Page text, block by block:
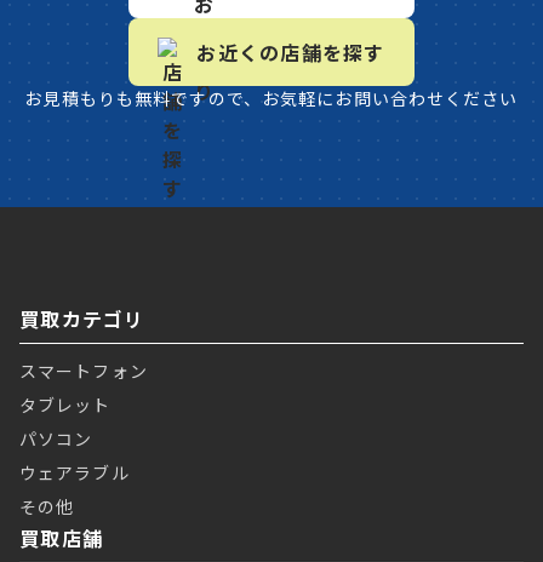
お近くの店舗を探す
お見積もりも無料ですので、お気軽にお問い合わせください
買取カテゴリ
スマートフォン
タブレット
パソコン
ウェアラブル
その他
買取店舗